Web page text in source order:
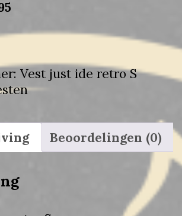
is:
Vest just ide retro S
Beoordelingen (0)